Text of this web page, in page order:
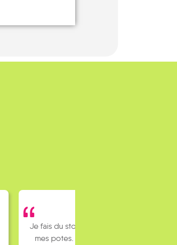
Je fais du stop pour rejoindre
mes potes. J’habite un peu